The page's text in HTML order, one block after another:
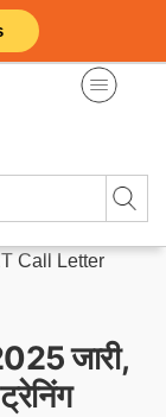
Call Letter
जारी,